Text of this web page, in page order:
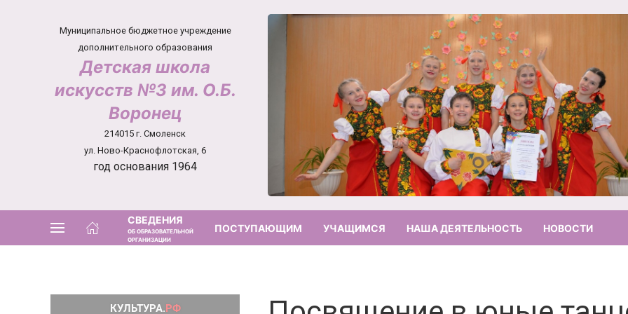
Муниципальное бюджетное учреждение
дополнительного образования
Детская школа
искусств №3 им. О.Б.
Воронец
214015 г. Смоленск
ул. Ново-Краснофлотская, 6
год основания 1964
СВЕДЕНИЯ
ОБ ОБРАЗОВАТЕЛЬНОЙ
ОРГАНИЗАЦИИ
ПОСТУПАЮЩИМ УЧАЩИМСЯ НАША ДЕЯТЕЛЬНОСТЬ НОВОСТИ